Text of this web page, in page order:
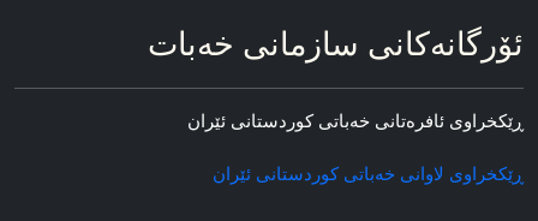
ئۆرگانه‌کانی سازمانی خه‌بات
ڕێکخراوی ئافره‌تانی خه‌باتی کوردستانی ئێران
ڕێکخراوی لاوانی خه‌باتی کوردستانی ئێران